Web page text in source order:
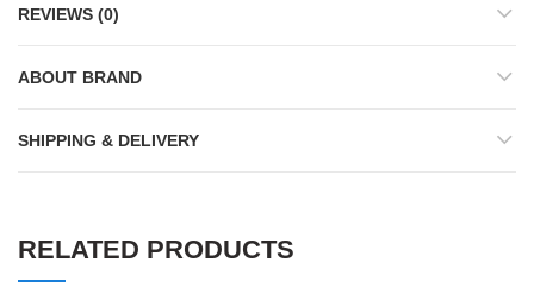
REVIEWS (0)
ABOUT BRAND
SHIPPING & DELIVERY
RELATED PRODUCTS